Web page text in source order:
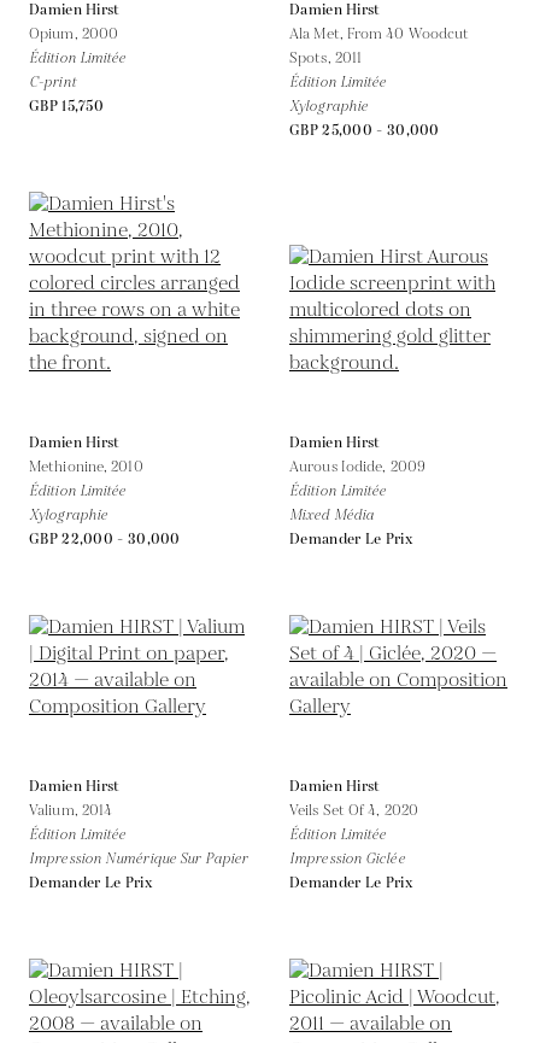
Damien Hirst
Opium, 2000
Édition Limitée
C-print
GBP 15,750
Damien Hirst
Ala Met, From 40 Woodcut
Spots, 2011
Édition Limitée
Xylographie
GBP 25,000 - 30,000
Damien Hirst
Methionine,2010
Édition Limitée
Xylographie
GBP 22,000 - 30,000
Damien Hirst
Aurous Iodide, 2009
Édition Limitée
Mixed Média
Demander Le Prix
Damien Hirst
Valium, 2014
Édition Limitée
Impression Numérique Sur Papier
Demander Le Prix
Damien Hirst
Veils Set Of 4, 2020
Édition Limitée
Impression Giclée
Demander Le Prix